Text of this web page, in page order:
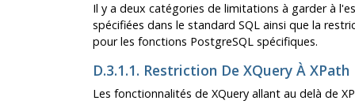
Il y a deux catégories de limitations à garder à
spécifiées dans le standard SQL ainsi que la
pour les fonctions PostgreSQLspécifiques.
D.3.1.1. Restriction De XQuery À XPath
Les fonctionnalités de XQuery allant au delà de